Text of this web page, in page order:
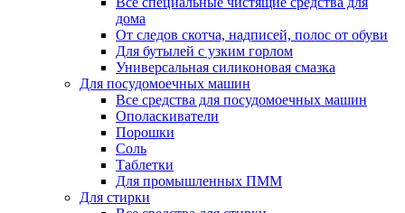
дома
От следов скотча, надписей, полос от обуви
Для бутылей с узким горлом
Универсальная силиконовая смазка
Для посудомоечных машин
Все средства для посудомоечных машин
Ополаскиватели
Порошки
Соль
Таблетки
Для промышленных ПММ
Для стирки